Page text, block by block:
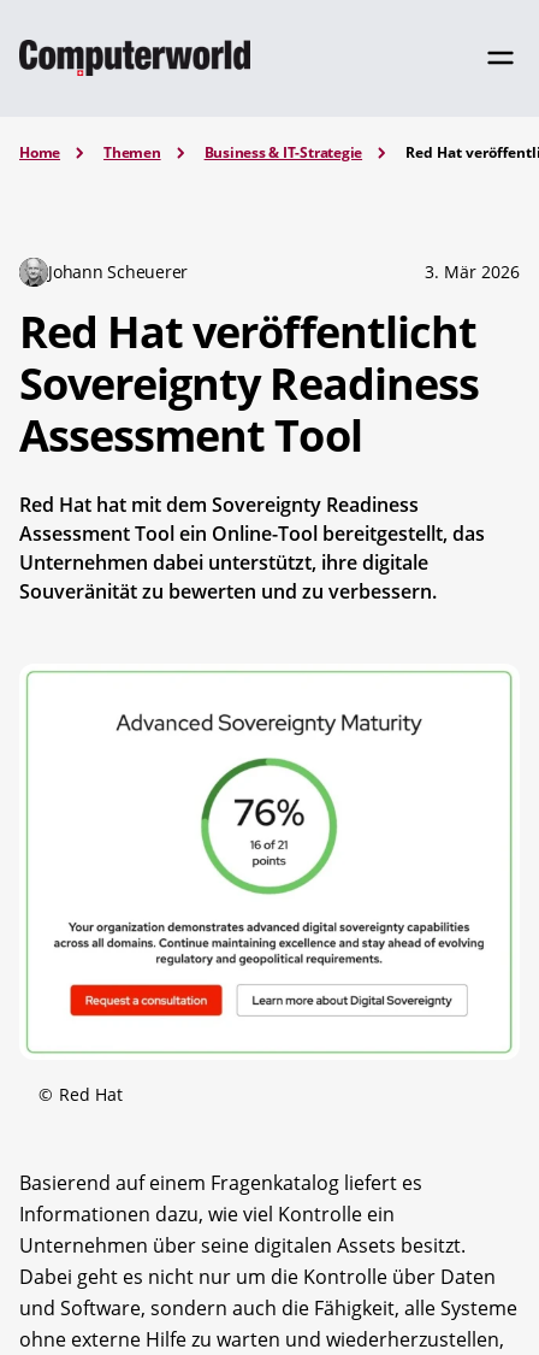
Home Themen Business & IT-Strategie Red Hat
Johann Scheuerer 3. Mär 2026
Red Hat veröffentlicht
Sovereignty Readiness
Assessment Tool
Red Hat hat mit dem Sovereignty Readiness
Assessment Tool ein Online-Tool bereitgestellt, das
Unternehmen dabei unterstützt, ihre digitale
Souveränität zu bewerten und zu verbessern.
© Red Hat
Basierend auf einem Fragenkatalog liefert es
Informationen dazu, wie viel Kontrolle ein
Unternehmen über seine digitalen Assets besitzt.
Dabei geht es nicht nur um die Kontrolle über Daten
und Software, sondern auch die Fähigkeit, alle Systeme
ohne externe Hilfe zu warten und wiederherzustellen,